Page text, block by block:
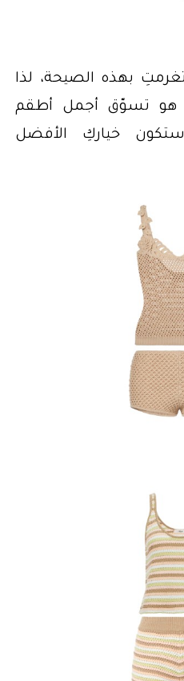
بهذه الصيحة، لذا
هو تسوّق أجمل أطقم
خياركِ الأفضل